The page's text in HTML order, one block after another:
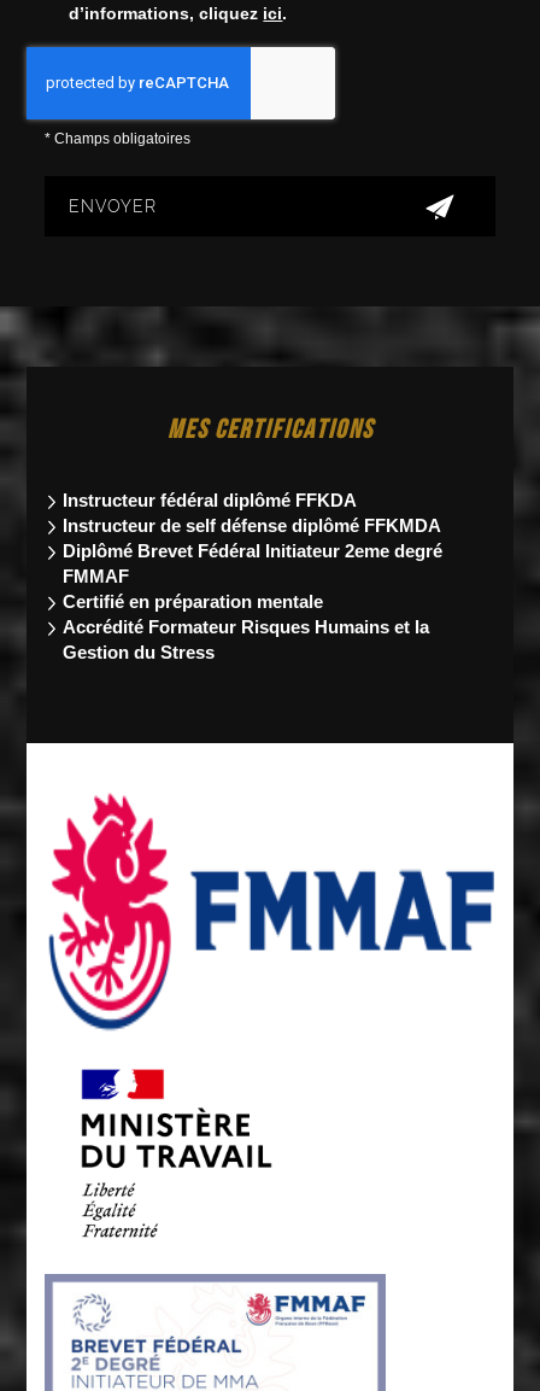
d’informations, cliquez ici.
*Champs obligatoires
MES CERTIFICATIONS
Instructeur fédéraldiplômé FFKDA
Instructeur de self défense diplômé FFKMDA
Diplômé Brevet Fédéral Initiateur 2eme degré
FMMAF
Certifié en préparation mentale
Accrédité Formateur Risques Humains et la
Gestion du Stress